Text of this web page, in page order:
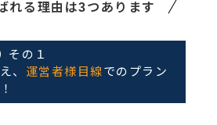
れる理由は3つあります
その１
、 運営者様目線でのプラン